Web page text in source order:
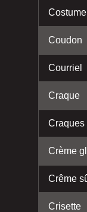
Coudon
Courriel
Craque
Craques
Crème
Crême
Crisette